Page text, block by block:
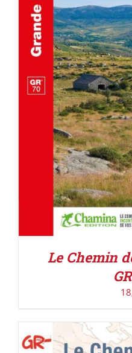
AJOUTER AU
Le Chemin